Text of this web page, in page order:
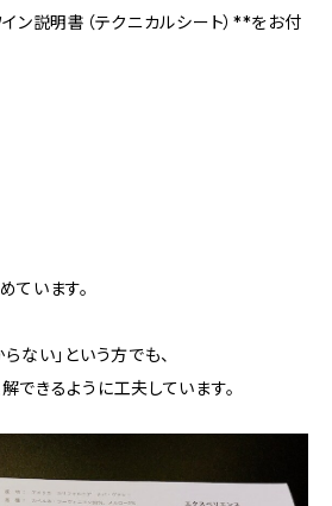
ン説明書（テクニカルシート）**をお付
ています。
ない」という方でも、
できるように工夫しています。